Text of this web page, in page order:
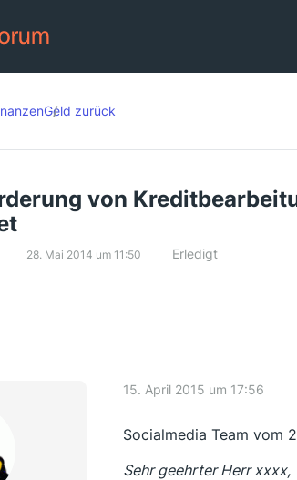
Geld zurück
von
28. Mai 2014 um 11:50 Erledigt
15. April 2015 um 17:56
Socialmedia Team vom
Sehr geehrter Herr xxxx,